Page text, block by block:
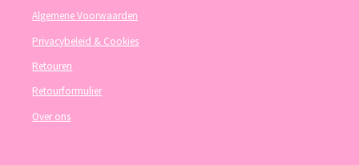
Algemene Voorwaarden
Privacybeleid & Cookies
Retouren
Retourformulier
Over ons